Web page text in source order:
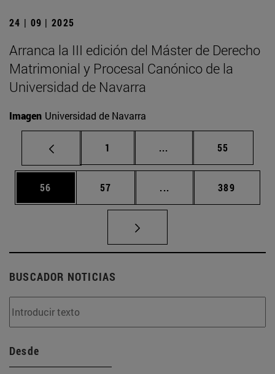
24 | 09 | 2025
Arranca la III edición del Máster de Derecho
Matrimonial y Procesal Canónico de la
Universidad de Navarra
Imagen Universidad de Navarra
Página
1 ... Páginas intermedias
Página
55
Página
56 Página
57 ... Páginas intermedias
Página
389
BUSCADOR NOTICIAS
Desde